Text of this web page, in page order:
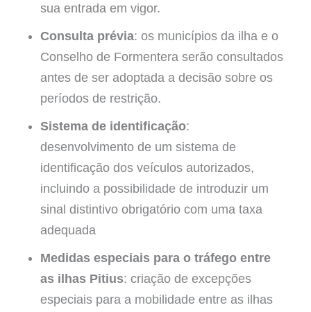
sua entrada em vigor.
Consulta prévia: os municípios da ilha e o
Conselho de Formentera serão consultados
antes de ser adoptada a decisão sobre os
períodos de restrição.
Sistema de identificação:
desenvolvimento de um sistema de
identificação dos veículos autorizados,
incluindo a possibilidade de introduzir um
sinal distintivo obrigatório com uma taxa
adequada
Medidas especiais para o tráfego entre
as ilhas Pitius: criação de excepções
especiais para a mobilidade entre as ilhas